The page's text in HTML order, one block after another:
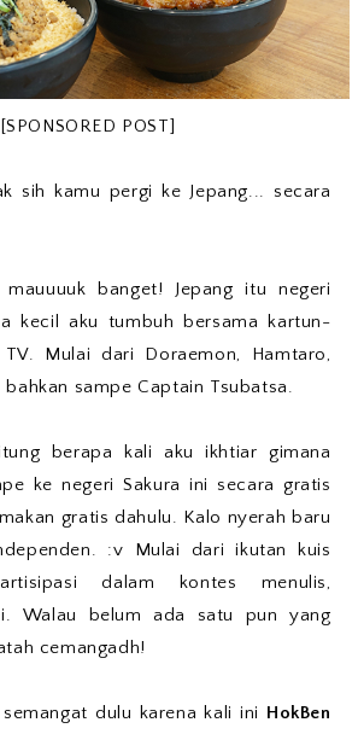
[SPONSORED POST]
sih kamu pergi ke Jepang... secara
banget! Jepang itu negeri
kecil aku tumbuh bersama kartun-
Mulai dari Doraemon, Hamtaro,
sampe Captain Tsubatsa.
berapa kali aku ikhtiar gimana
ke negeri Sakura ini secara gratis
gratis dahulu. Kalo nyerah baru
:v Mulai dari ikutan kuis
dalam kontes menulis,
Walau belum ada satu pun yang
cemangadh!
dulu karena kali ini HokBen